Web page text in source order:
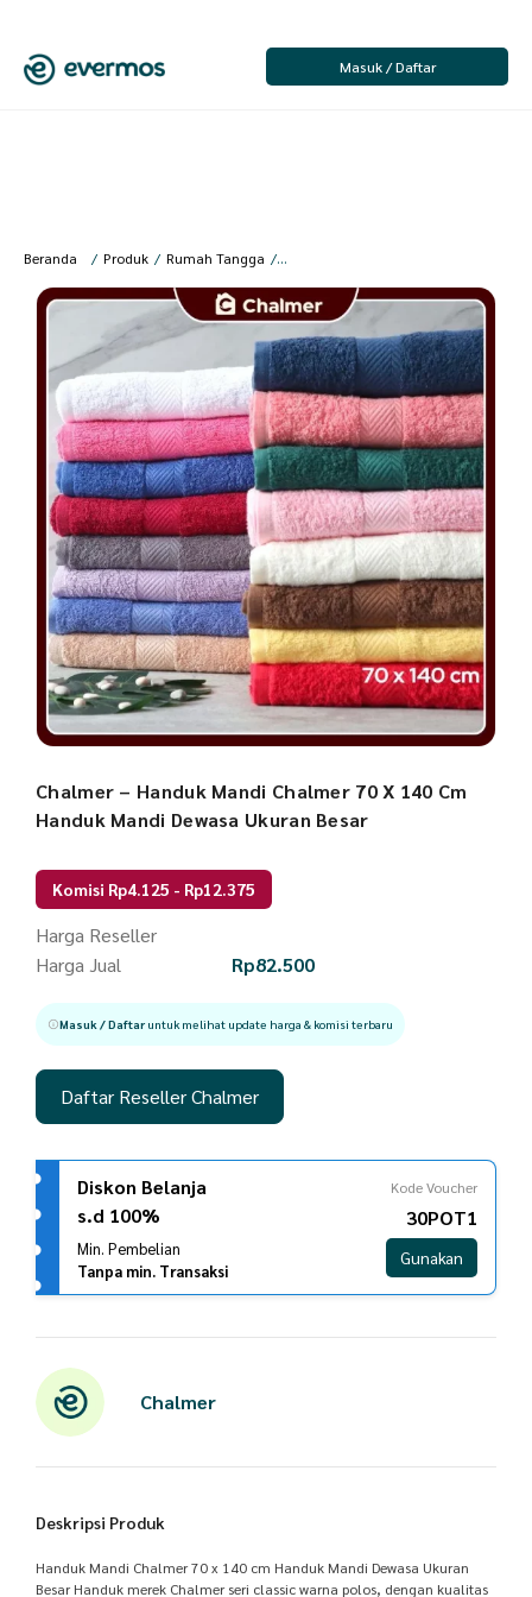
Masuk / Daftar
Beranda / Produk / Rumah Tangga / Kamar Mandi
Chalmer – Handuk Mandi Chalmer 70 X 140 Cm
Handuk Mandi Dewasa Ukuran Besar
Komisi Rp4.125 - Rp12.375
Harga Reseller
Harga Jual
Rp82.500
Masuk / Daftaruntuk melihat update harga & komisi terbaru
Daftar Reseller Chalmer
Diskon Belanja
s.d 100%
Min. Pembelian
Tanpa min. Transaksi
Kode Voucher
30POT1
Gunakan
Chalmer
Deskripsi Produk
Handuk Mandi Chalmer 70 x 140 cm Handuk Mandi Dewasa Ukuran
Besar Handuk merek Chalmer seri classic warna polos, dengan kualitas